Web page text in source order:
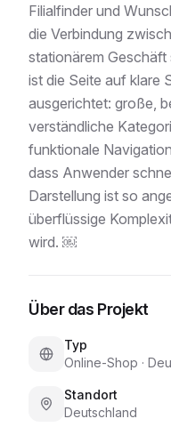
Filialfinder und
die Verbindung
stationärem
ist die Seite auf klare
ausgerichtet: große,
verständliche
funktionale
dass Anwender
Darstellung ist so
überflüssige
wird. ￼
Über das Projekt
Typ
Online-Shop ·
Standort
Deutschland